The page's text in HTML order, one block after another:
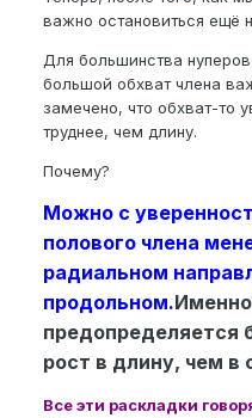
важно остановиться ещё
Для большинства
большой обхват члена
замечено, что обхват-то
труднее, чем длину.
Почему?
Можно с
полового члена
радиальном
продольном.
предопределяется
рост в длину, чем в
Все эти раскладки